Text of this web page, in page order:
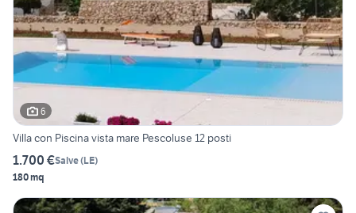
6
Villa con Piscina vista mare Pescoluse 12 posti
1.700 €Salve(LE)
180 mq